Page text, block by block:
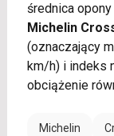
średnica
Michelin
(oznaczający
km/h) i indeks
obciążenie
Michelin